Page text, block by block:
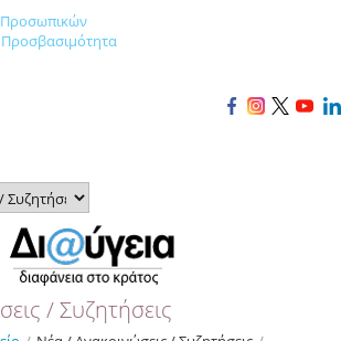
Προσβασιμότητα
/ Συζητήσεις